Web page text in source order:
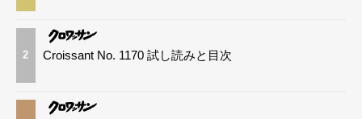
2 Croissant No. 1170 試し読みと目次